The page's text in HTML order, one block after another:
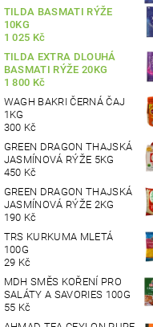
TILDA BASMATI RÝŽE
10KG
1 025 Kč
TILDA EXTRA DLOUHÁ
BASMATI RÝŽE 20KG
1 800 Kč
WAGH BAKRI ČERNÁ ČAJ
1KG
300 Kč
GREEN DRAGON THAJSKÁ
JASMÍNOVÁ RÝŽE 5KG
450 Kč
GREEN DRAGON THAJSKÁ
JASMÍNOVÁ RÝŽE 2KG
190 Kč
TRS KURKUMA MLETÁ
100G
29 Kč
MDH SMĚS KOŘENÍ PRO
SALÁTY A SAVORIES 100G
55 Kč